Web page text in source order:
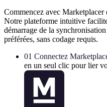
Commencez avec
Notre plateforme intuitive
démarrage de la
préférées, sans codage requis.
01 Connectez
en un seul clic pour lier